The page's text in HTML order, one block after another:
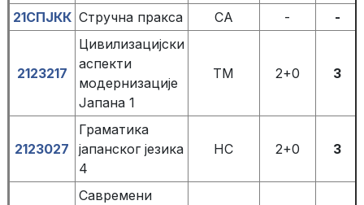
21СПЈКК Стручна пракса СА - -
2123217
Цивилизацијски
аспекти
модернизације
Јапана 1
ТМ 2+0 3
2123027
Граматика
јапанског језика
4
НС 2+0 3
Савремени